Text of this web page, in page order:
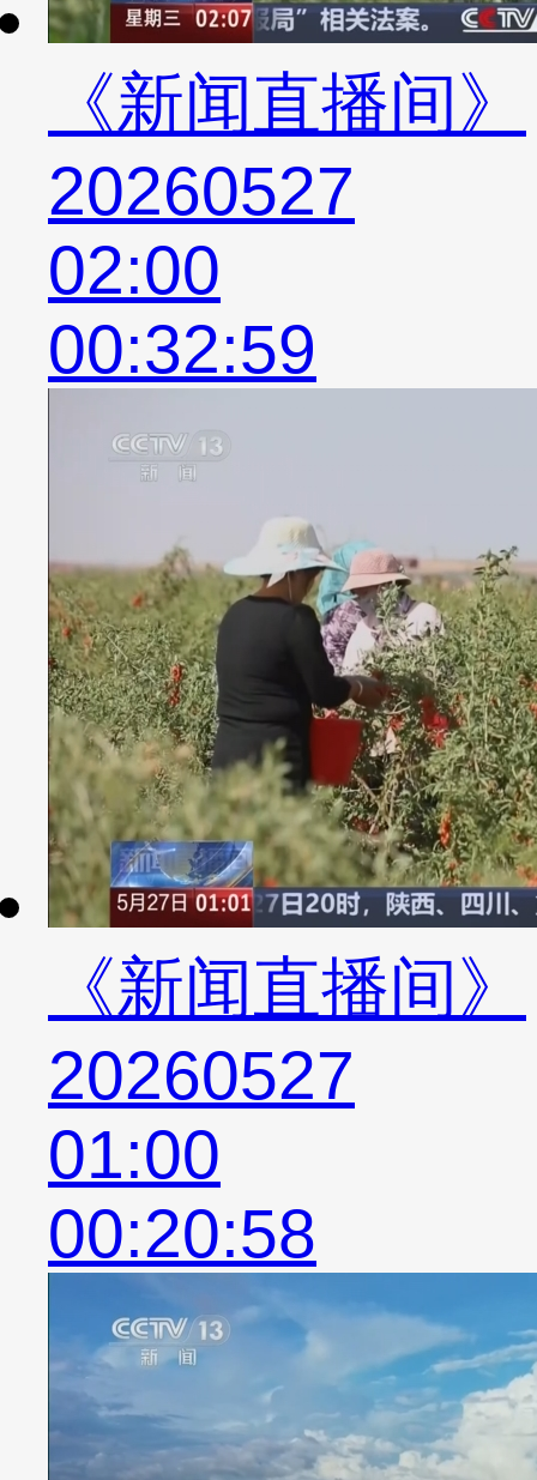
《新闻直播间》
20260527
02:00
00:32:59
《新闻直播间》
20260527
01:00
00:20:58